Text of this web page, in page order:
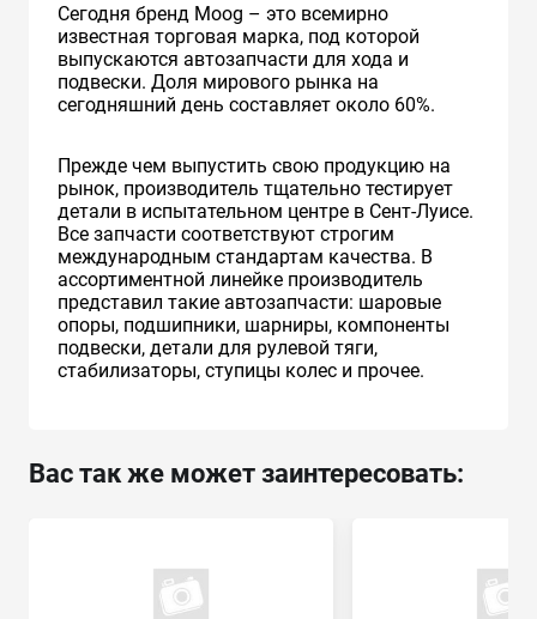
Сегодня бренд Moog – это всемирно
известная торговая марка, под которой
выпускаются автозапчасти для хода и
подвески. Доля мирового рынка на
сегодняшний день составляет около 60%.
Прежде чем выпустить свою продукцию на
рынок, производитель тщательно тестирует
детали в испытательном центре в Сент-Луисе.
Все запчасти соответствуют строгим
международным стандартам качества. В
ассортиментной линейке производитель
представил такие автозапчасти: шаровые
опоры, подшипники, шарниры, компоненты
подвески, детали для рулевой тяги,
стабилизаторы, ступицы колес и прочее.
Вас так же может заинтересовать: